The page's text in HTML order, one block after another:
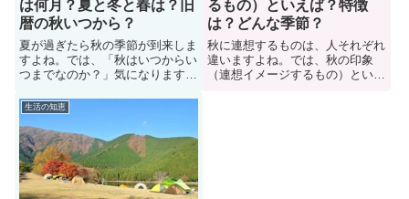
は何月？夏と冬と春は？旧
暦の秋いつから？
夏が過ぎたら秋の季節が到来しま
すよね。では、「秋はいつからい
つまでなのか？」気になりますよ
若干ですが異なります。このペー
ジでは、秋の季節がいつからいつ
までなのか？（暦の上では何月か
らなのか？）について解説。ま
た、旧暦の秋が期間や春夏秋冬の
季節区分などについても解説しま
す
るもの）といえば？特徴
は？どんな季節？
秋に連想するものは、人それぞれ
違いますよね。では、秋の印象
（連想イメージするもの）といえ
生活の知恵